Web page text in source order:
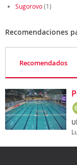
Sugorovo(1)
Recomendaciones
Recomendados